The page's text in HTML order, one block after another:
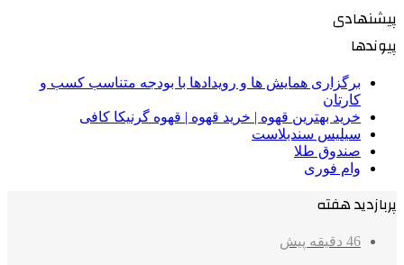
پیشنهادی
پیوندها
برگزاری همایش ها و رویدادها با بودجه متناسب کسب و
کارتان
خرید بهترین قهوه | خرید قهوه | قهوه گرنیکا کافی
سیلیس سندبلاست
صندوق طلا
وام فوری
پربازدید هفته
46 دقیقه پیش